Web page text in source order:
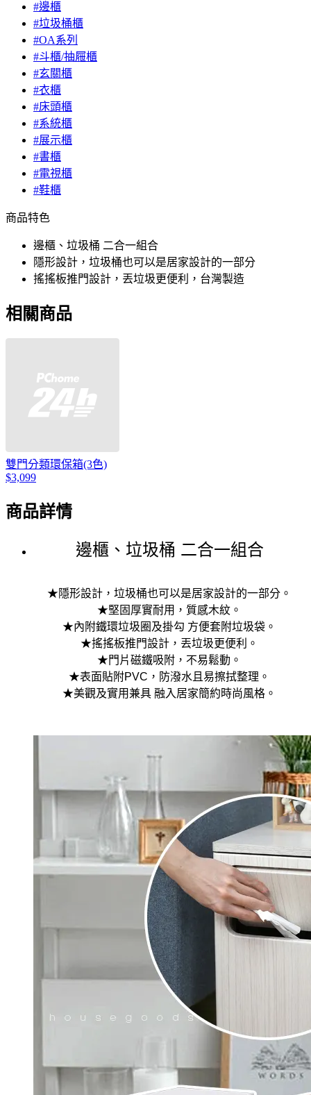
#邊櫃
#垃圾桶櫃
#OA系列
#斗櫃/抽屜櫃
#玄關櫃
#衣櫃
#床頭櫃
#系統櫃
#展示櫃
#書櫃
#電視櫃
#鞋櫃
商品特色
邊櫃、垃圾桶 二合一組合
隱形設計，垃圾桶也可以是居家設計的一部分
搖搖板推門設計，丟垃圾更便利，台灣製造
相關商品
雙門分類環保箱(3色)
$3,099
商品詳情
邊櫃、垃圾桶 二合一組合
★隱形設計，垃圾桶也可以是居家設計的一部分。
★堅固厚實耐用，質感木紋。
★內附鐵環垃圾圈及掛勾 方便套附垃圾袋。
★搖搖板推門設計，丟垃圾更便利。
★門片磁鐵吸附，不易鬆動。
★表面貼附PVC，防潑水且易擦拭整理。
★美觀及實用兼具 融入居家簡約時尚風格。